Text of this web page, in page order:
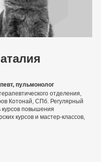
пульмонолог
отделения,
Котонай, СПб. Регулярный
повышения
курсов и мастер-классов,